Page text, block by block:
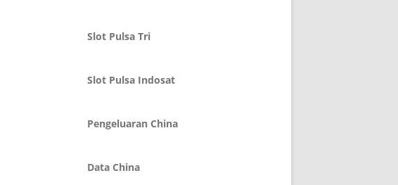
Slot Pulsa Tri
Slot Pulsa Indosat
Pengeluaran China
Data China